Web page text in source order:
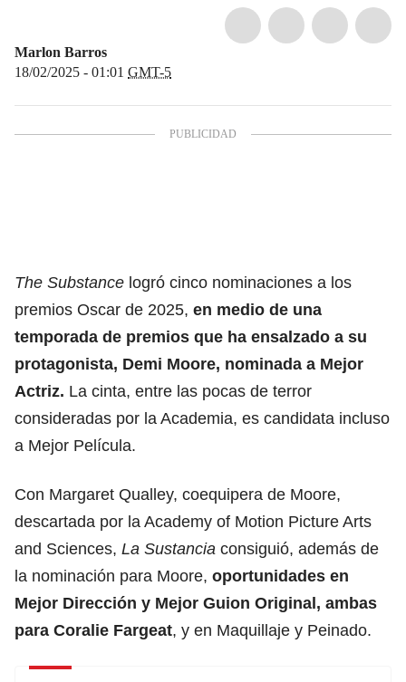
Marlon Barros
18/02/2025 - 01:01 GMT-5
The Substance logró cinco nominaciones a los
premios Oscar de 2025, en medio de una
temporada de premios que ha ensalzado a su
protagonista, Demi Moore, nominada a Mejor
Actriz. La cinta, entre las pocas de terror
consideradas por la Academia, es candidata incluso
a Mejor Película.
Con Margaret Qualley, coequipera de Moore,
descartada por la Academy of Motion Picture Arts
and Sciences, La Sustancia consiguió, además de
la nominación para Moore, oportunidades en
Mejor Dirección y Mejor Guion Original, ambas
para Coralie Fargeat, y en Maquillaje y Peinado.